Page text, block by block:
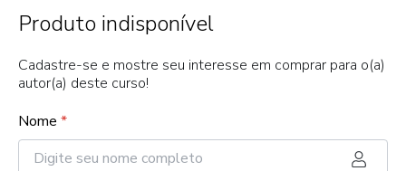
Produto indisponível
Cadastre-se e mostre seu interesse em comprar para o(a)
autor(a) deste curso!
Nome *